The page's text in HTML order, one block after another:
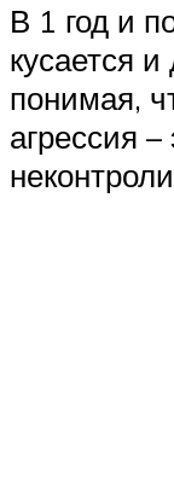
В 1 год и
кусается
понимая,
агрессия –